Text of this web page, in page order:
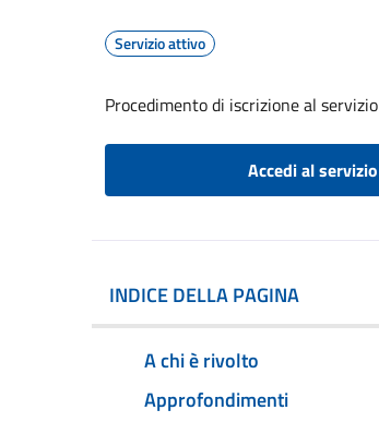
Servizio attivo
Procedimento di iscrizione al servizio
Accedi al servizio
INDICE DELLA PAGINA
A chi è rivolto
Approfondimenti